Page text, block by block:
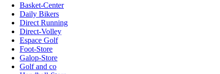
Basket-Center
Daily Bikers
Direct Running
Direct-Volley
Espace Golf
Foot-Store
Galop-Store
Golf and co